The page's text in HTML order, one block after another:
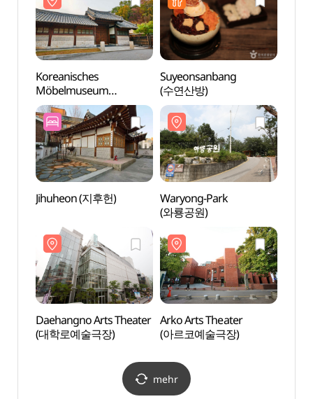
Koreanisches
Möbelmuseum
(한국가구박물관)
Suyeonsanbang
(수연산방)
Jihuheon (지후헌)
Waryong-Park
(와룡공원)
Daehangno Arts Theater
(대학로예술극장)
Arko Arts Theater
(아르코예술극장)
mehr